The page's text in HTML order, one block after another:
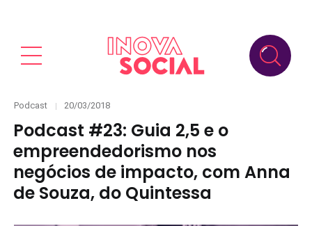
Categories
Podcast
Posted
20/03/2018
Podcast #23: Guia 2,5 e o
empreendedorismo nos
negócios de impacto, com Anna
de Souza, do Quintessa